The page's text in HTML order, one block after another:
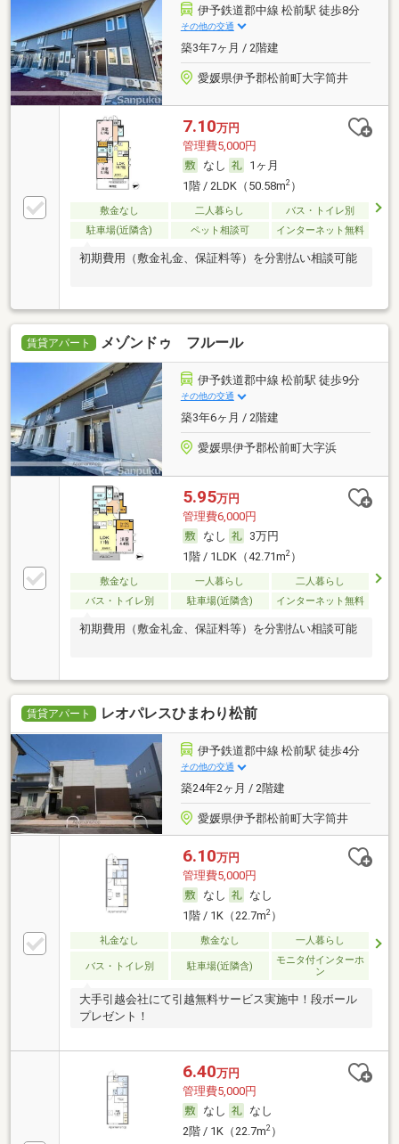
伊予鉄道郡中線 松前駅 徒歩8分
その他の交通
築3年7ヶ月 / 2階建
愛媛県伊予郡松前町大字筒井
7.10万円
管理費5,000円
なし
1ヶ月
1階 / 2LDK（50.58m2）
敷金なし 二人暮らし
バス・トイレ別
駐車場(近隣含)
ペット相談可 インターネット無料
初期費用（敷金礼金、保証料等）を分割払い相談可能
賃貸アパート メゾンドゥ フルール
伊予鉄道郡中線 松前駅 徒歩9分
その他の交通
築3年6ヶ月 / 2階建
愛媛県伊予郡松前町大字浜
5.95万円
管理費6,000円
なし
3万円
1階 / 1LDK（42.71m2）
敷金なし 一人暮らし
二人暮らし
バス・トイレ別
駐車場(近隣含) インターネット無料
初期費用（敷金礼金、保証料等）を分割払い相談可能
賃貸アパート レオパレスひまわり松前
伊予鉄道郡中線 松前駅 徒歩4分
その他の交通
築24年2ヶ月 / 2階建
愛媛県伊予郡松前町大字筒井
6.10万円
管理費5,000円
なし
なし
1階 / 1K（22.7m2）
礼金なし 敷金なし 一人暮らし
バス・トイレ別 駐車場(近隣含)
モニタ付インターホ
ン
大手引越会社にて引越無料サービス実施中！段ボール
プレゼント！
6.40万円
管理費5,000円
なし
なし
2階 / 1K（22.7m2）